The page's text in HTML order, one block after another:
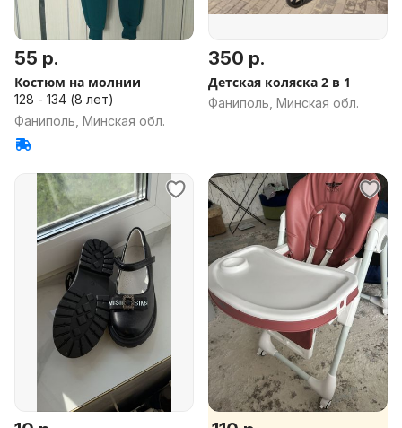
55 р.
Костюм на молнии
128 - 134 (8 лет)
Фаниполь, Минская обл.
350 р.
Детская коляска 2 в 1
Фаниполь, Минская обл.